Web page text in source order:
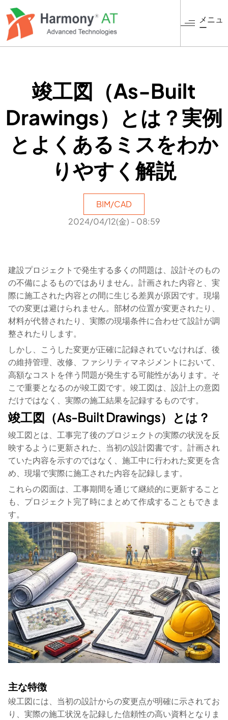
イ
コ
移
メニュ
ー
竣工図（As-Built
Drawings）とは？実例
とよくあるミスをわか
りやすく解説
BIM/CAD
2024/04/12(金) - 08:59
建設プロジェクトで発生する多くの問題は、設計そのもの
の不備によるものではありません。計画された内容と、実
際に施工された内容との間に生じる差異が原因です。現場
での変更は避けられません。部材の位置が変更されたり、
材料が代替されたり、実際の現場条件に合わせて設計が調
整されたりします。
しかし、こうした変更が正確に記録されていなければ、後
の維持管理、改修、ファシリティマネジメントにおいて、
高額なコストを伴う問題が発生する可能性があります。そ
こで重要となるのが竣工図です。竣工図は、設計上の意図
だけではなく、実際の施工結果を記録するものです。
竣工図（As-Built Drawings）とは？
竣工図とは、工事完了後のプロジェクトの実際の状況を反
映するように更新された、当初の設計図書です。計画され
ていた内容を示すのではなく、施工中に行われた変更を含
め、現場で実際に施工された内容を記録します。
これらの図面は、工事期間を通じて継続的に更新すること
も、プロジェクト完了時にまとめて作成することもできま
す。
主な特徴
竣工図には、当初の設計からの変更点が明確に示されてお
り、実際の施工状況を記録した信頼性の高い資料となりま